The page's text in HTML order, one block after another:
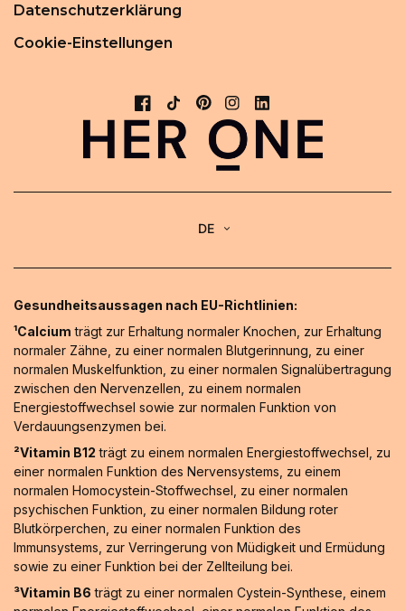
Datenschutzerklärung
Cookie-Einstellungen
DE
Gesundheitsaussagen nach EU-Richtlinien:
¹Calcium trägt zur Erhaltung normaler Knochen, zur Erhaltung
normaler Zähne, zu einer normalen Blutgerinnung, zu einer
normalen Muskelfunktion, zu einer normalen Signalübertragung
zwischen den Nervenzellen, zu einem normalen
Energiestoffwechsel sowie zur normalen Funktion von
Verdauungsenzymen bei.
²Vitamin B12 trägt zu einem normalen Energiestoffwechsel, zu
einer normalen Funktion des Nervensystems, zu einem
normalen Homocystein-Stoffwechsel, zu einer normalen
psychischen Funktion, zu einer normalen Bildung roter
Blutkörperchen, zu einer normalen Funktion des
Immunsystems, zur Verringerung von Müdigkeit und Ermüdung
sowie zu einer Funktion bei der Zellteilung bei.
³Vitamin B6 trägt zu einer normalen Cystein-Synthese, einem